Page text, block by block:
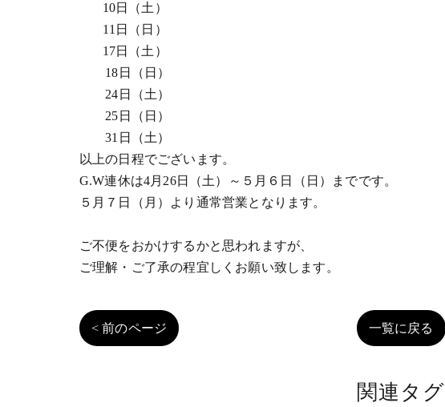
10日（土）
11日（日）
17日（土）
18日（日）
24日（土）
25日（日）
31日（土）
以上の日程でございます。
G.W連休は4月26日（土）～５月６日（日）までです。
５月７日（月）より通常営業となります。
ご不便をおかけするかと思われますが、
ご理解・ご了承の程宜しくお願い致します。
< 前のページ 一覧に戻る
関連タグ